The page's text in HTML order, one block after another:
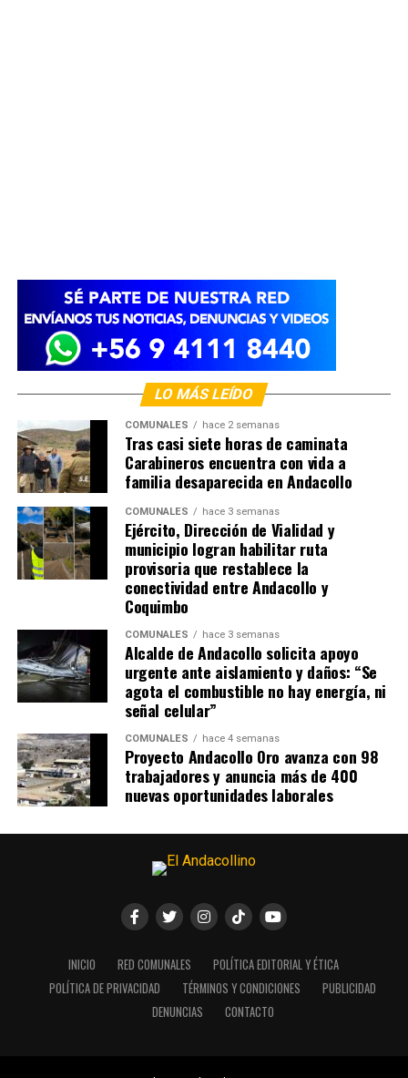
LO MÁS LEÍDO
COMUNALES hace 2 semanas
Tras casi siete horas de caminata
Carabineros encuentra con vida a
familia desaparecida en Andacollo
COMUNALES hace 3 semanas
Ejército, Dirección de Vialidad y
municipio logran habilitar ruta
provisoria que restablece la
conectividad entre Andacollo y
Coquimbo
COMUNALES hace 3 semanas
Alcalde de Andacollo solicita apoyo
urgente ante aislamiento y daños: “Se
agota el combustible no hay energía, ni
señal celular”
COMUNALES hace 4 semanas
Proyecto Andacollo Oro avanza con 98
trabajadores y anuncia más de 400
nuevas oportunidades laborales
INICIO RED COMUNALES
POLÍTICA EDITORIAL Y ÉTICA
POLÍTICA DE PRIVACIDAD
TÉRMINOS Y CONDICIONES
PUBLICIDAD
DENUNCIAS
CONTACTO